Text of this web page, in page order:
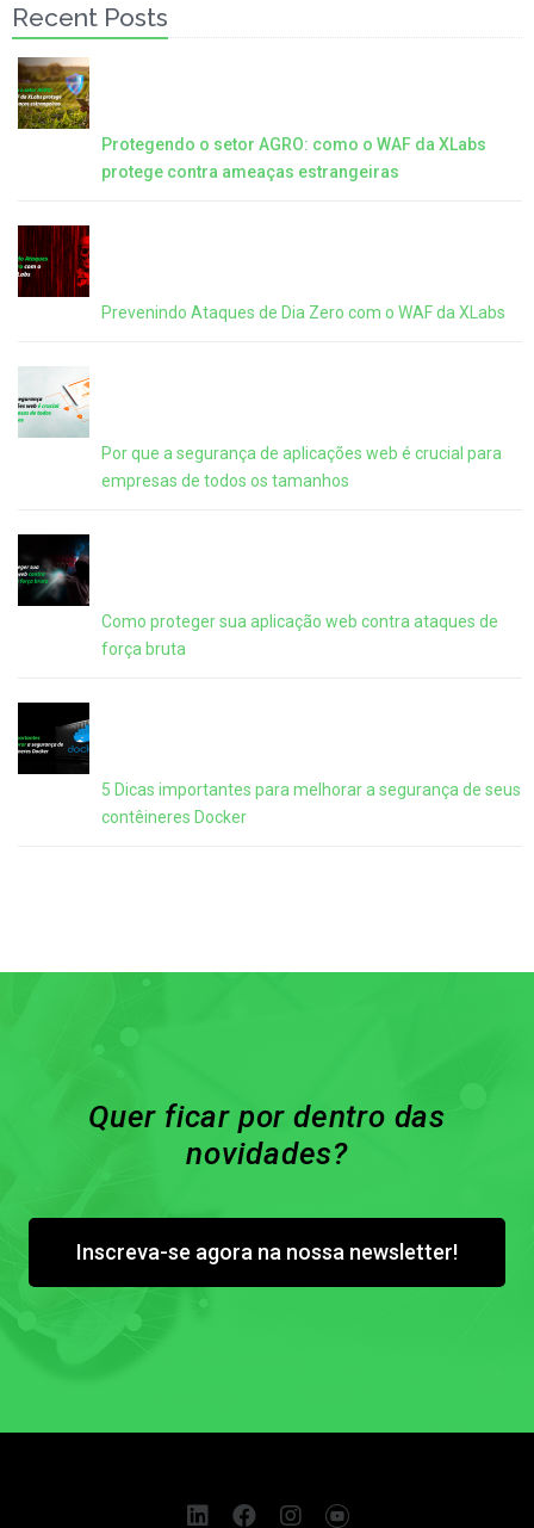
Recent Posts
Protegendo o setor AGRO: como o WAF da XLabs
protege contra ameaças estrangeiras
Prevenindo Ataques de Dia Zero com o WAF da XLabs
Por que a segurança de aplicações web é crucial para
empresas de todos os tamanhos
Como proteger sua aplicação web contra ataques de
força bruta
5 Dicas importantes para melhorar a segurança de seus
contêineres Docker
Quer ficar por dentro das
novidades?
Inscreva-se agora na nossa newsletter!